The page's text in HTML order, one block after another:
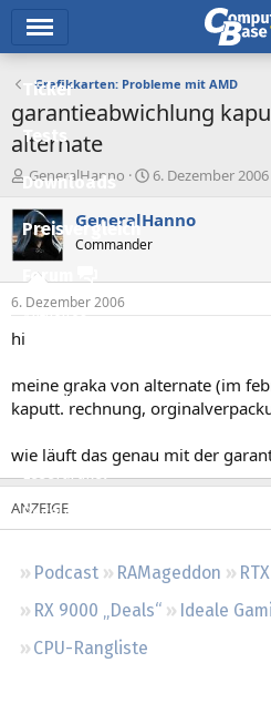
Ticker
Tests
Downloads
Preisvergleich
Forum
Aktuelles
Neue Beiträge
Leserartikel
Regeln
Podcast RAMageddon
RX 9000 „Deals“
Ideale
CPU-Rangliste
Grafikkarten: Probleme mit AMD
garantieabwichlung
alternate
E
r
s
t
e
l
e
GeneralHanno
E
s
t
6. Dezember 2006
GeneralHanno
Commander
6. Dezember 2006
hi
meine graka von alternate (im
kaputt. rechnung,
wie läuft das genau mit der